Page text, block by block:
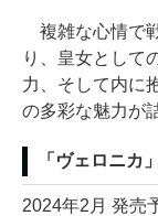
複雑な心情で
り、皇女として
力、そして内に
の多彩な魅力が
「ヴェロニカ
2024年2月 発売